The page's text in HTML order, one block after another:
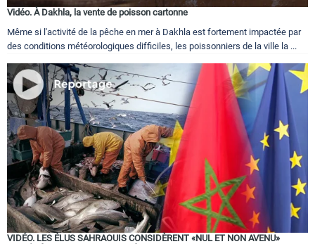
Vidéo. À Dakhla, la vente de poisson cartonne
Même si l'activité de la pêche en mer à Dakhla est fortement impactée par
des conditions météorologiques difficiles, les poissonniers de la ville la ...
VIDÉO. LES ÉLUS SAHRAOUIS CONSIDÈRENT «NUL ET NON AVENU»